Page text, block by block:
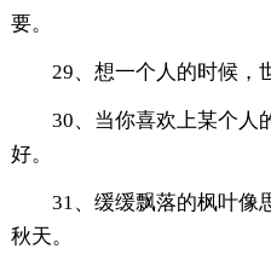
要。
29、想一个人的时候，
30、当你喜欢上某个人
好。
31、缓缓飘落的枫叶像
秋天。